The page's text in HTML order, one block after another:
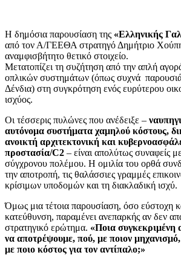
Η δημόσια παρουσίαση της «Ελληνικής
από τον Α/ΓΕΕΘΑ στρατηγό Δημήτριο Χούπη
αναμφισβήτητο θετικό στοιχείο.
Μετατοπίζει τη συζήτηση από την απλή
οπλικών συστημάτων (όπως συχνά
Δένδια) στη συγκρότηση ενός ευρύτερου
ισχύος.
Οι τέσσερις πυλώνες που ανέδειξε –
αυτόνομα συστήματα χαμηλού κόστους,
ανοικτή αρχιτεκτονική και
προστασία/C2 – είναι απολύτως συναφείς
σύγχρονου πολέμου. Η ομιλία του ορθά
την αποτροπή, τις θαλάσσιες γραμμές
κρίσιμων υποδομών και τη διακλαδική ισχύ.
Όμως μια τέτοια παρουσίαση, όσο εύστοχη
κατεύθυνση, παραμένει ανεπαρκής αν δεν
στρατηγικό ερώτημα. «Ποια συγκεκριμένη
να αποτρέψουμε, πού, με ποιον
με ποιο κόστος για τον αντίπαλο;»